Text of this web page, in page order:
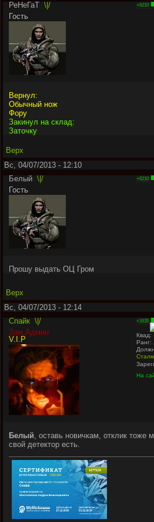
РеНеГаТ \|/
Гость
+6210
Вернул:
Обычный нож
Фору
Закинул на склад:
Заточку
Верх
Вс, 04/07/2013 - 12:10
Белый \|/
Гость
+6210
Прошу выдать ОЦ Гром
Верх
Вс, 04/07/2013 - 12:14
Спайк \|/
Зам.Админ
V.I.P
+1635
Квад:
Ранг:
На
Белый , оставь новичкам, отклик тоже
свой детектор есть.